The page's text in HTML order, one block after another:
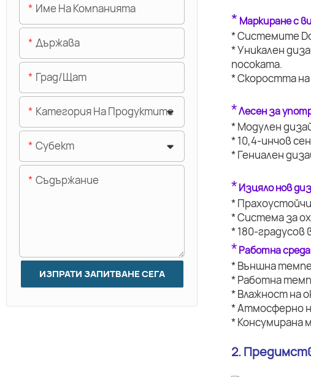
* Маркиране с
* Системите
* Уникален
посоката.
* Скоростта
*Лесен за
* Модулен
* 10,4-инчов
* Гениален
*Изцяло нов
*
* Система за
* 180-
*Работна среда
* Външна
* Работна
* Влажност на
* Атмосферно
* Консумирана
2.
Име На Компанията
Държава
Град/щат
Категория На Продуктите
Субект
Съдържание
ИЗПРАТИ ЗАПИТВАНЕ СЕГА